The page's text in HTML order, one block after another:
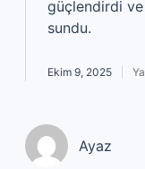
güçlendirdi
sundu.
Ekim 9, 2025
Ayaz